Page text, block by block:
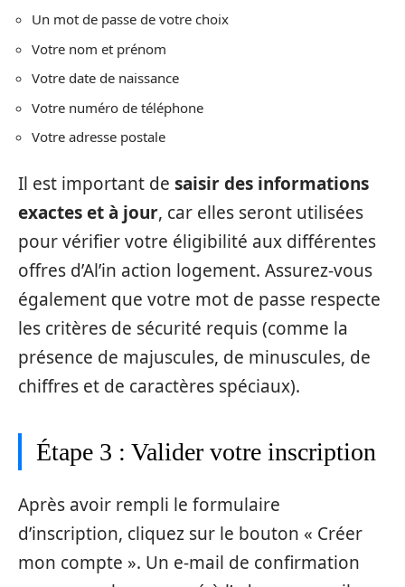
Un mot de passe de votre choix
Votre nom et prénom
Votre date de naissance
Votre numéro de téléphone
Votre adresse postale
Il est important de saisir des informations
exactes et à jour, car elles seront utilisées
pour vérifier votre éligibilité aux différentes
offres d’Al’in action logement. Assurez-vous
également que votre mot de passe respecte
les critères de sécurité requis (comme la
présence de majuscules, de minuscules, de
chiffres et de caractères spéciaux).
Étape 3 : Valider votre inscription
Après avoir rempli le formulaire
d’inscription, cliquez sur le bouton « Créer
mon compte ». Un e-mail de confirmation